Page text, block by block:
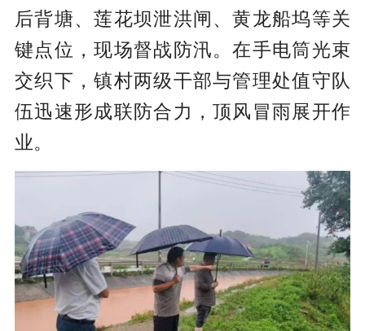
后背塘、莲花坝泄洪闸、黄龙船坞等关
键点位，现场督战防汛。在手电筒光束
交织下，镇村两级干部与管理处值守队
伍迅速形成联防合力，顶风冒雨展开作
业。